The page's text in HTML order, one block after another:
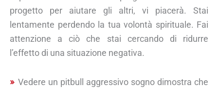
progetto per aiutare gli altri, vi piacerà. Stai
lentamente perdendo la tua volontà spirituale. Fai
attenzione a ciò che stai cercando di ridurre
l’effetto di una situazione negativa.
Vedere un pitbull aggressivo sogno dimostra che